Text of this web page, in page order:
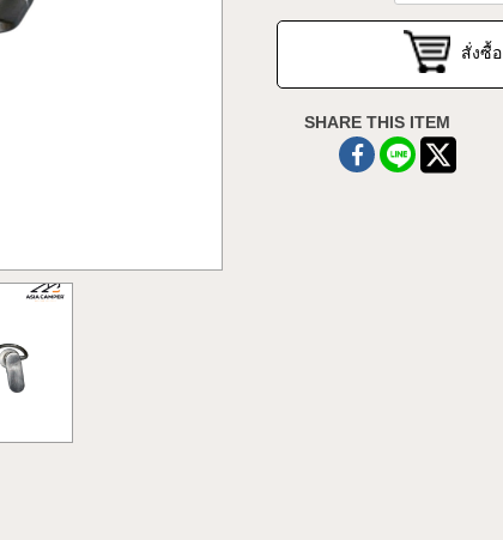
สั่งซื้อ
SHARE THIS ITEM